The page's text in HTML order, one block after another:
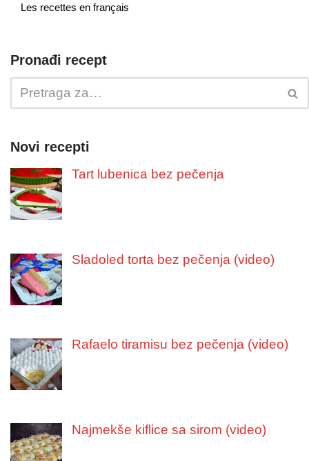
Les recettes en français
Pronađi recept
Novi recepti
Tart lubenica bez pečenja
Sladoled torta bez pečenja (video)
Rafaelo tiramisu bez pečenja (video)
Najmekše kiflice sa sirom (video)